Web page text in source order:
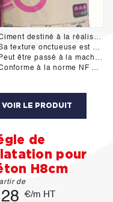
Ciment destiné à la réalisation de mortier uniquement.
texture onctueuse est parfaitement adapter pour enduire, couvrir, carreler, et jointer.
être passé à la machine à projeter.
à la norme NF EN 197.1
VOIR LE PRODUIT
de
pour
H8cm
de
€/m HT